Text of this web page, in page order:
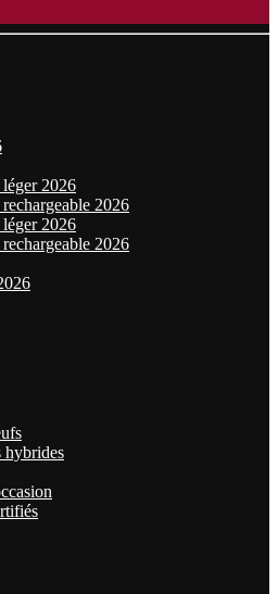
2026
2026
2026
2026
hybrides